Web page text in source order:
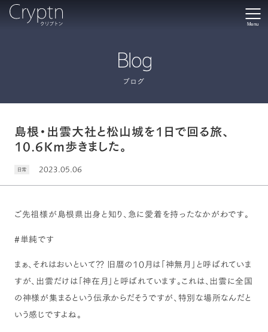
Menu
Blog
ブログ
島根・出雲大社と松山城を1日で回る旅、
10.6Km歩きました。
日常 2023.05.06
ご先祖様が島根県出身と知り、急に愛着を持ったなかがわです。
#単純です
まぁ、それはおいといて⁇ 旧暦の10月は「神無月」と呼ばれていま
すが、出雲だけは「神在月」と呼ばれています。これは、出雲に全国
の神様が集まるという伝承からだそうですが、特別な場所なんだと
いう感じですよね。